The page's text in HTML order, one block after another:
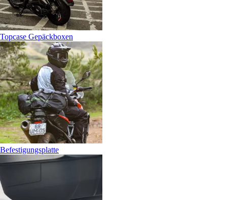
Topcase Gepäckboxen
Befestigungsplatte